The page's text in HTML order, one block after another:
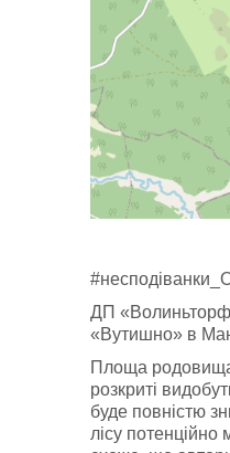
ДП
«Вутишно» в
Площа
розкриті
буде повністю
лісу